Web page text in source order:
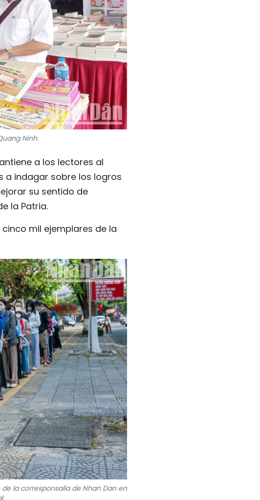
Ninh.
a los lectores al
a indagar sobre los logros
su sentido de
la Patria.
mil ejemplares de la
la corresponsalía de Nhan Dan en